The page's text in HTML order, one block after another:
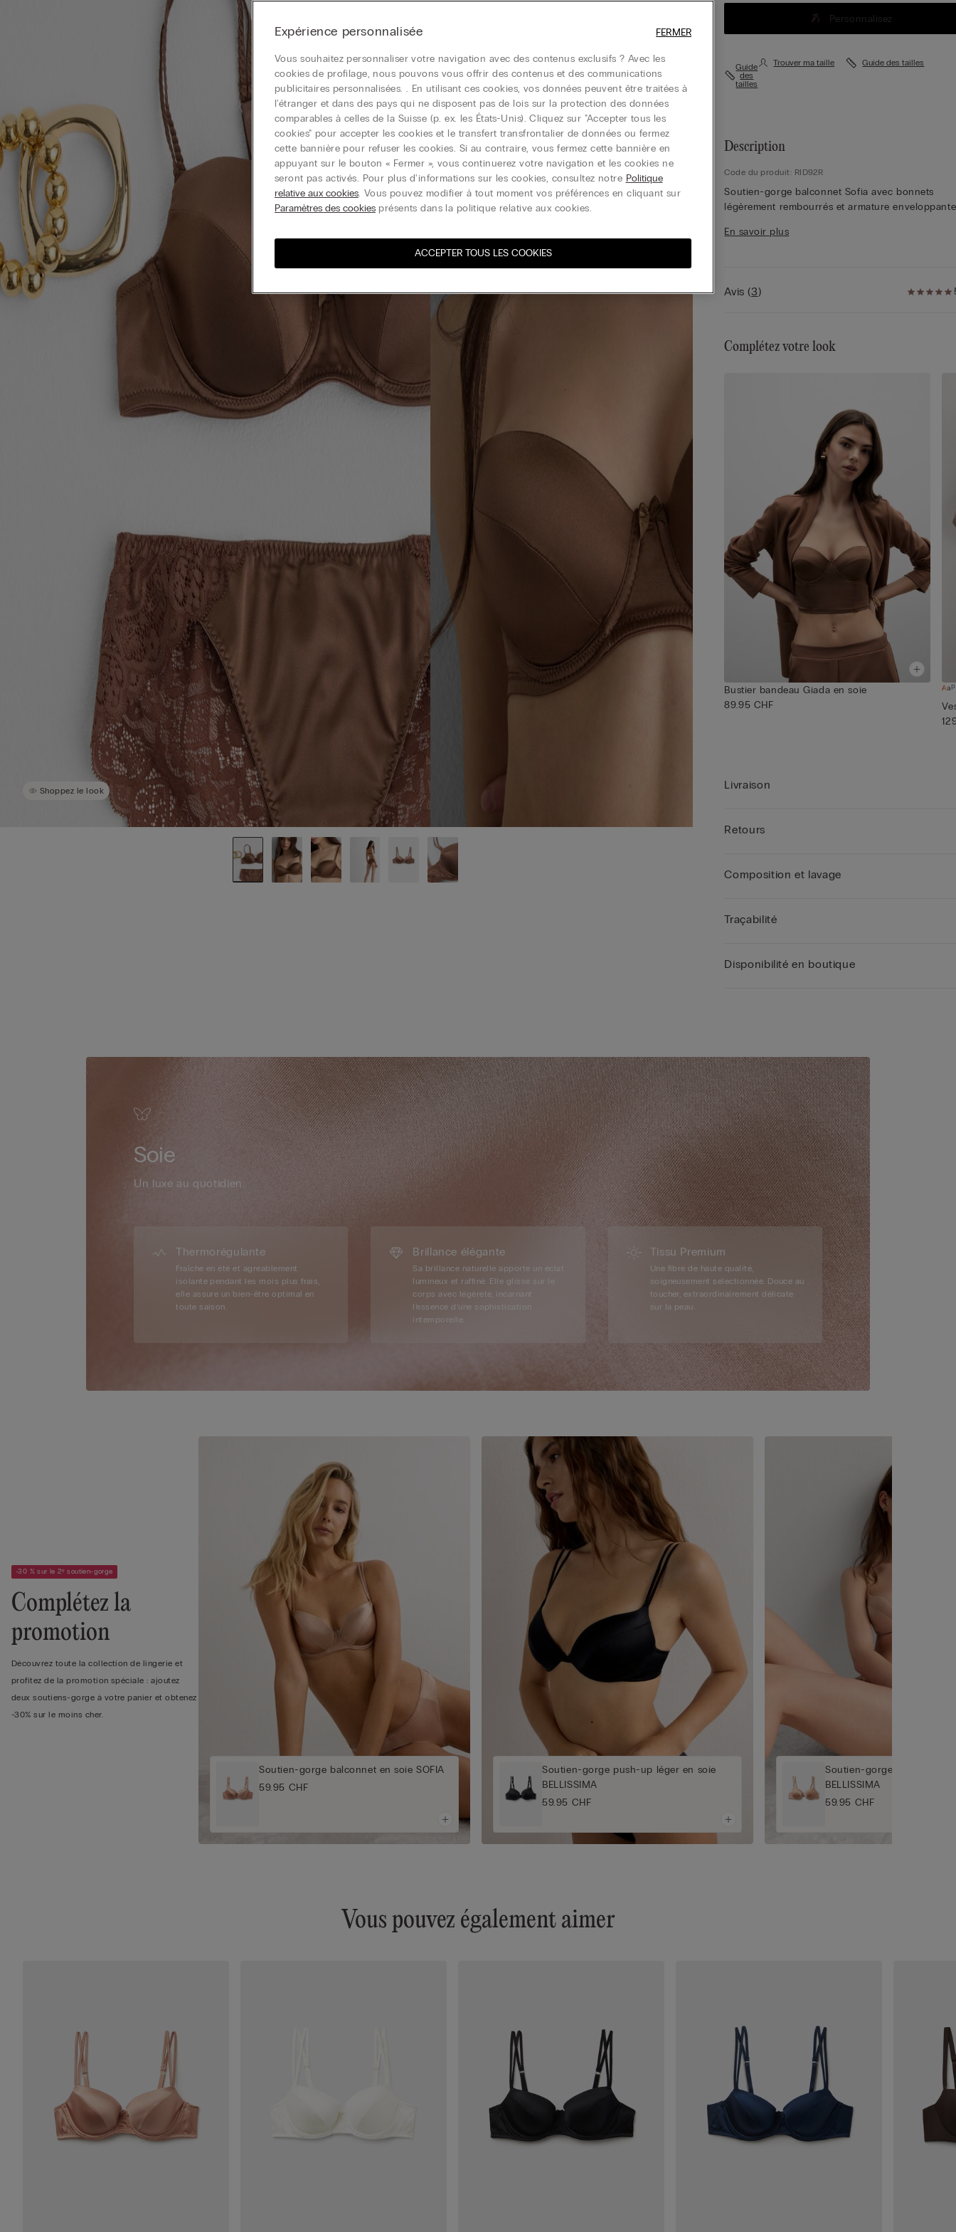
Shoppez le look
Personnalisez
Guide
des
tailles
Trouver ma taille Guide des tailles
Description
Code du produit: RID92R
Soutien-gorge balconnet Sofia avec bonnets
légèrement rembourrés et armature
enrichie de stretch et le tour de poitrine est
3D-4C-5B sont entièrement élastiques pour
les formes pour un style sensuel et raffiné.
En savoir plus
Avis(3)
Complétez votre look
Bustier bandeau Giada en soie
89.95 CHF
Livraison
Retours
Composition et lavage
Traçabilité
Disponibilité en boutique
Soie
Un luxe au quotidien.
Thermorégulante
Fraîche en été et agréablement
isolante pendant les mois plus frais,
elle assure un bien-être optimal en
toute saison.
Brillance élégante
Sa brillance naturelle apporte un éclat
lumineux et raffiné. Elle glisse sur le
corps avec légèreté, incarnant
l’essence d’une sophistication
intemporelle.
Tissu Premium
Une fibre de haute qualité,
soigneusement sélectionnée. Douce au
toucher, extraordinairement délicate
sur la peau.
-30 % sur le 2ᵉ soutien-gorge
Complétez la
promotion
Découvrez toute la collection de lingerie et
profitez de la promotion spéciale : ajoutez
deux soutiens-gorge à votre panier et obtenez
-30% sur le moins cher.
Soutien-gorge balconnet en soie SOFIA
59.95 CHF
Soutien-gorge push-up léger en soie
BELLISSIMA
59.95 CHF
Soutien-gorge push-up
BELLISSIMA
59.95 CHF
Vous pouvez également aimer
Expérience personnalisée
Vous souhaitez personnaliser votre navigation avec des contenus exclusifs ? Avec les
cookies de profilage, nous pouvons vous offrir des contenus et des communications
publicitaires personnalisées. . En utilisant ces cookies, vos données peuvent être traitées à
l'étranger et dans des pays qui ne disposent pas de lois sur la protection des données
comparables à celles de la Suisse (p. ex. les États-Unis). Cliquez sur "Accepter tous les
cookies" pour accepter les cookies et le transfert transfrontalier de données ou fermez
cette bannière pour refuser les cookies. Si au contraire, vous fermez cette bannière en
appuyant sur le bouton « Fermer », vous continuerez votre navigation et les cookies ne
seront pas activés. Pour plus d'informations sur les cookies, consultez notre Politique
relative aux cookies. Vous pouvez modifier à tout moment vos préférences en cliquant sur
Paramètres des cookies présents dans la politique relative aux cookies.
ACCEPTER TOUS LES COOKIES
FERMER